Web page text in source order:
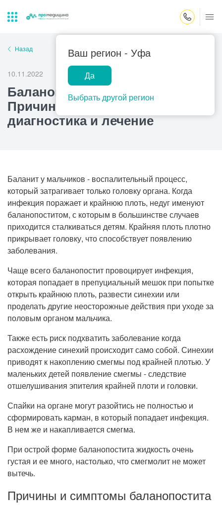
Ваш регион - Уфа
Да
Выбрать другой регион
Лабораторная
диагностика
ПроМедицина
онлайн
Закрыть поиск
Популярные запросы
Прием врача-гинеколога
УЗИ
Прием врача-стоматолога
Прием врача-кардиолога
Рентгенология
Назад
10.11.2022
Баланопостит у ребенка.
Причины, симптомы,
диагностика и лечение
Баланит у мальчиков - воспалительный процесс,
который затрагивает только головку органа. Когда
инфекция поражает и крайнюю плоть, недуг именуют
баланопоститом, с которым в большинстве случаев
приходится сталкиваться детям. Крайняя плоть плотно
прикрывает головку, что способствует появлению
заболевания.
Чаще всего баланопостит провоцирует инфекция,
которая попадает в препуциальный мешок при попытке
открыть крайнюю плоть, развести синехии или
проделать другие неосторожные действия при уходе за
половым органом мальчика.
Также есть риск подхватить заболевание когда
расхождение синехий происходит само собой. Синехии
приводят к накоплению смегмы под крайней плотью. У
маленьких детей появление смегмы - следствие
отшелушивания эпителия крайней плоти и головки.
Спайки на органе могут разойтись не полностью и
сформировать карман, в который попадает инфекция.
В нем же и накапливается смегма.
При острой форме баланопостита жидкость очень
густая и ее много, настолько, что смегмолит не может
вытечь.
Причины и симптомы баланопостита